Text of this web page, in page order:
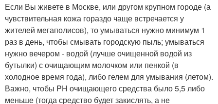
Если Вы живете в Москве, или другом крупном городе (а
чувствительная кожа гораздо чаще встречается у
жителей мегаполисов), то умываться нужно минимум 1
раз в день, чтобы смывать городскую пыль; умываться
нужно вечером - водой (лучше очищенной водой из
бутылки) с очищающим молочком или пенкой (в
холодное время года), либо гелем для умывания (летом).
Важно, чтобы PH очищающего средства было 5,5 либо
меньше (тогда средство будет закислять, а не